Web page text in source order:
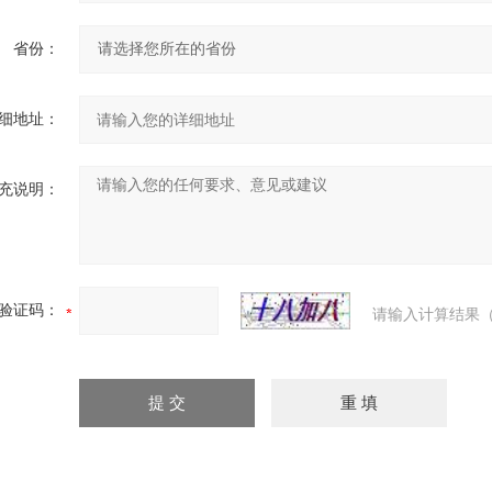
省份：
地址：
说明：
证码： 请输入计算结果